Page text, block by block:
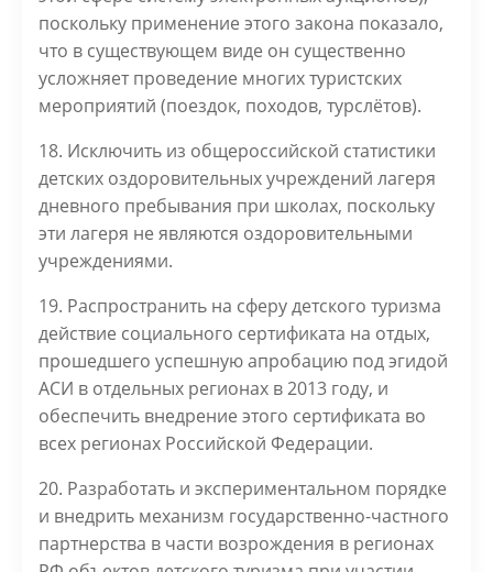
поскольку применение этого закона показало,
что в существующем виде он существенно
усложняет проведение многих туристских
мероприятий (поездок, походов, турслётов).
18. Исключить из общероссийской статистики
детских оздоровительных учреждений лагеря
дневного пребывания при школах, поскольку
эти лагеря не являются оздоровительными
учреждениями.
19. Распространить на сферу детского туризма
действие социального сертификата на отдых,
прошедшего успешную апробацию под эгидой
АСИ в отдельных регионах в 2013 году, и
обеспечить внедрение этого сертификата во
всех регионах Российской Федерации.
20. Разработать и экспериментальном порядке
и внедрить механизм государственно-частного
партнерства в части возрождения в регионах